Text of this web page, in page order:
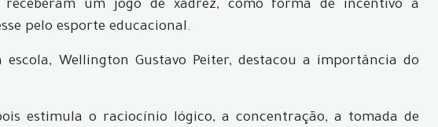
um jogo de xadrez, como forma de incentivo à
pelo esporte educacional.
Wellington Gustavo Peiter, destacou a importância do
estimula o raciocínio lógico, a concentração, a tomada de